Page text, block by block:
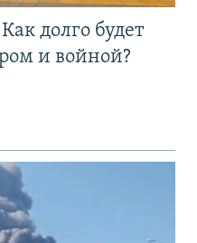
долго будет
и войной?